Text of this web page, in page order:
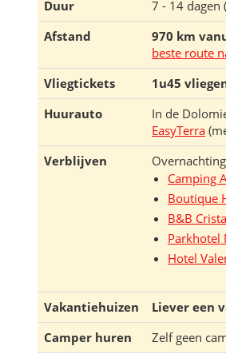
Duur 7 - 14 dagen (
Afstand
970 km
beste route
Vliegtickets
1u45
Huurauto
In de
EasyTerra
Verblijven
Camping
Boutique
B&B
Parkhotel
Hotel
Vakantiehuizen Liever een
Camper huren
Zelf geen